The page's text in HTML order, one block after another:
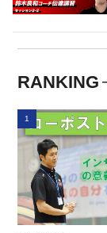
RANKING
1